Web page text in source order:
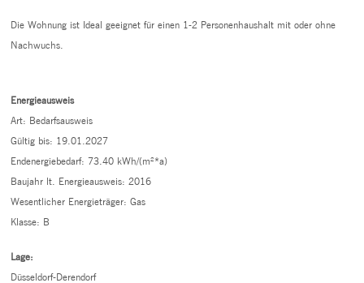
Die Wohnung ist Ideal geeignet für einen 1-2 Personenhaushalt mit oder ohne
Nachwuchs.
Energieausweis
Art: Bedarfsausweis
Gültig bis: 19.01.2027
Endenergiebedarf: 73.40 kWh/(m²*a)
Baujahr lt. Energieausweis: 2016
Wesentlicher Energieträger: Gas
Klasse: B
Lage:
Düsseldorf-Derendorf